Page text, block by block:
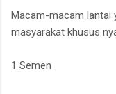
Macam-macam lantai
masyarakat khusus
1 Semen